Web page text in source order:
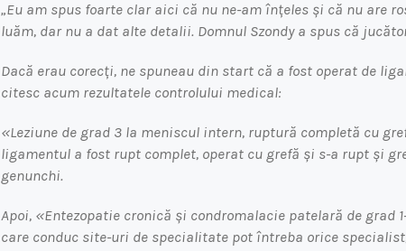
„Eu am spus foarte clar aici că nu ne-am înțeles și că nu are
luăm, dar nu a dat alte detalii. Domnul Szondy a spus că
Dacă erau corecți, ne spuneau din start că a fost operat de
citesc acum rezultatele controlului medical:
«Leziune de grad 3 la meniscul intern, ruptură completă cu
ligamentul a fost rupt complet, operat cu grefă și s-a rupt și
genunchi.
Apoi, «Entezopatie cronică și condromalacie patelară de grad
care conduc site-uri de specialitate pot întreba orice